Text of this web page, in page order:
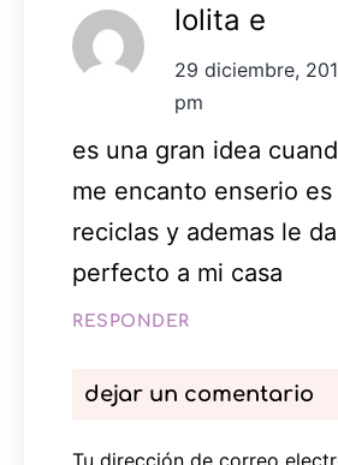
lolita e
29 diciembre,
pm
es una gran idea
me encanto enserio
reciclas y ademas le
perfecto a mi casa
RESPONDER
dejar un comentario
Tu dirección de correo